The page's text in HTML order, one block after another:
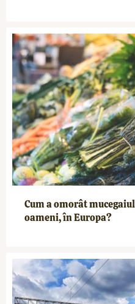
Cum a omorât
oameni, în Europa?